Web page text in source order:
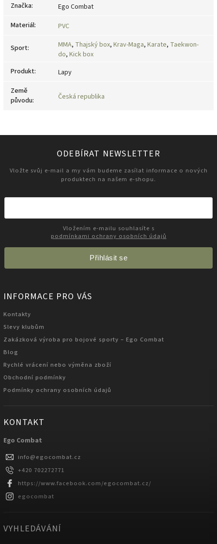
Značka:
Ego Combat
Materiál: PVC
Sport: MMA, Thajský box, Krav-Maga, Karate, Taekwon-
do, Kick box
Produkt:
Lapy
Země
původu: Česká republika
ODEBÍRAT NEWSLETTER
Vložte svůj e-mail a my vám budeme zasílat informace o nových
produktech na našem e-shopu.
podmínkami ochrany osobních údajů
Přihlásit se
INFORMACE PRO VÁS
Kontakty
Slevy klubům
Zakázková výroba pro bojové sporty – Ego Combat
Blog
Rychlé vrácení nebo výměna zboží
Obchodní podmínky
Podmínky ochrany osobních údajů
KONTAKT
Ego Combat
info@egocombat.cz
+420 702272771
https://www.facebook.com/egocombat.cz/
egocombat
VYHLEDÁVÁNÍ